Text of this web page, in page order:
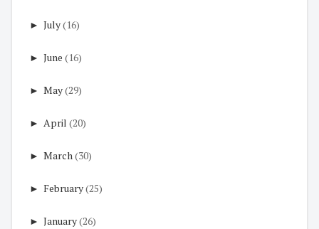
► July(16)
► June (16)
► May(29)
► April (20)
► March(30)
► February(25)
► January(26)